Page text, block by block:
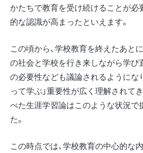
かたちで教育を受け続けることが必
的な認識が高まったといえます。
この頃から、学校教育を終えたあと
の社会と学校を行き来しながら学び
の必要性なども議論されるようにな
って学ぶ」重要性が広く理解されて
べた生涯学習論はこのような状況で
た。
この時点では、学校教育の中心的な